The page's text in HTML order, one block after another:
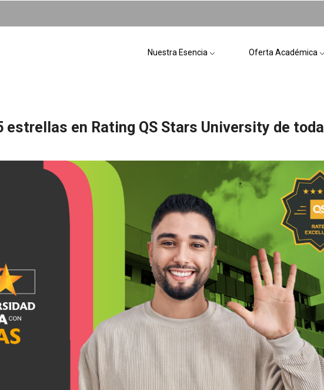
Nuestra Esencia Oferta Académica
estrellas en Rating QS Stars University de toda